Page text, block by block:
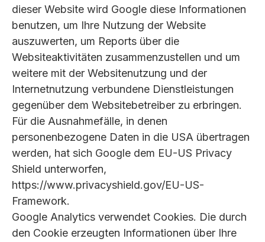
dieser Website wird Google diese Informationen
benutzen, um Ihre Nutzung der Website
auszuwerten, um Reports über die
Websiteaktivitäten zusammenzustellen und um
weitere mit der Websitenutzung und der
Internetnutzung verbundene Dienstleistungen
gegenüber dem Websitebetreiber zu erbringen.
Für die Ausnahmefälle, in denen
personenbezogene Daten in die USA übertragen
werden, hat sich Google dem EU-US Privacy
Shield unterworfen,
https://www.privacyshield.gov/EU-US-
Framework.
Google Analytics verwendet Cookies. Die durch
den Cookie erzeugten Informationen über Ihre